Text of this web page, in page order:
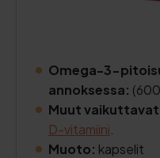
Omega-3-
annoksessa:
Muut
D-vitamiini
Muoto: kapselit